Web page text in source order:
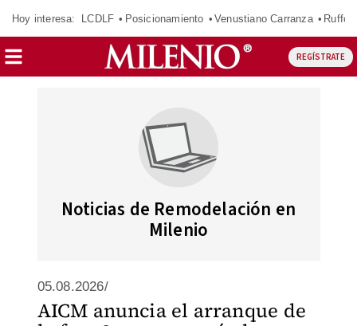
Hoy interesa: LCDLF Posicionamiento Venustiano Carranza Ruffo
REGÍSTRATE
Noticias de Remodelación en
Milenio
05.08.2026/
AICM anuncia el arranque de